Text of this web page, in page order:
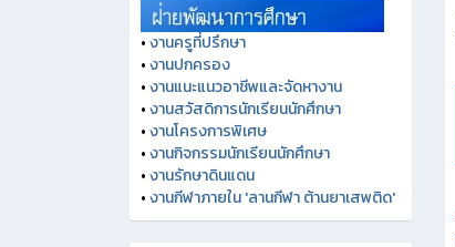
•งานครูที่ปรึกษา
•งานปกครอง
•งานแนะแนวอาชีพและจัดหางาน
•งานสวัสดิการนักเรียนนักศึกษา
•งานโครงการพิเศษ
•งานกิจกรรมนักเรียนนักศึกษา
•งานรักษาดินแดน
•งานกีฬาภายใน 'ลานกีฬา ต้านยาเสพติด'